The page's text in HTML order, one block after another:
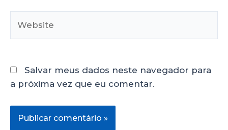
Salvar meus dados neste navegador para
a próxima vez que eu comentar.